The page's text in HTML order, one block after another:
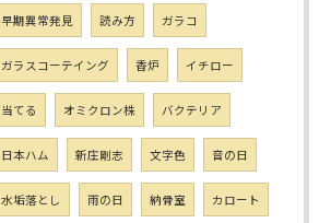
早期異常発見 読み方 ガラコ
ガラスコーテイング 香炉 イチロー
当てる オミクロン株 バクテリア
日本ハム 新庄剛志 文字色 音の日
水垢落とし 雨の日 納骨室 カロート